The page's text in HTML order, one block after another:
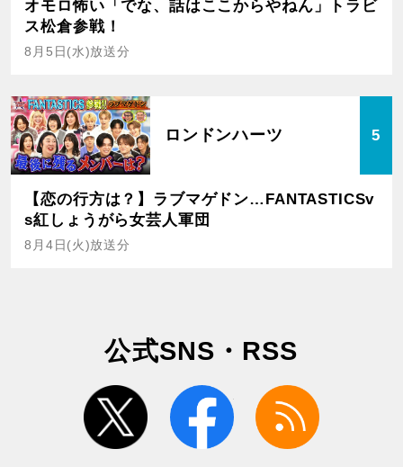
オモロ怖い「でな、話はここからやねん」トラビ
ス松倉参戦！
8月5日(水)放送分
ロンドンハーツ 5
【恋の行方は？】ラブマゲドン…FANTASTICSv
s紅しょうがら女芸人軍団
8月4日(火)放送分
公式SNS・RSS
twitter facebook